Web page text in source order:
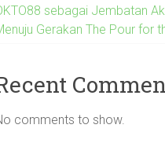
sebagai Jembatan
Gerakan The Pour for
comments to show.